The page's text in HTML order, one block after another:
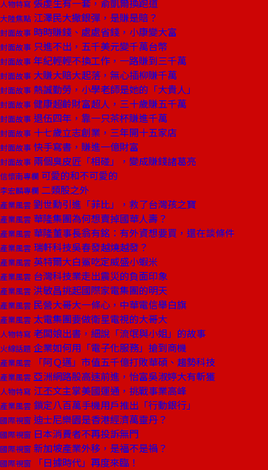
人物特寫 張虔生有一套，俞凱爾換跑道
大陸焦點 江澤民大撒銀彈，是賺是賠？
封面故事 時時賺錢、處處省錢，小康變大富
封面故事 只進不出，五千美元變千萬台幣
封面故事 年紀輕輕不換工作，一路賺到三千萬
封面故事 大賺大賠大起落，無心插柳賺千萬
封面故事 熱誠勤勞，小學老師是她的「大貴人」
封面故事 健康超齡財富超人，三十歲賺五千萬
封面故事 退伍四年，靠一只茶杯賺進千萬
封面故事 十七歲立志創業，三年開十五家店
封面故事 快手寫書，賺進一億財富
封面故事 兩個臭皮匠「相碰」，變成賺錢諸葛亮
信懷南專欄 可愛的和不可愛的
李宏麟專欄 二類股之外
產業風雲 劉世勳引進「菲比」，救了台灣孩之寶
產業風雲 華隆集團為何想賣掉國華人壽？
產業風雲 華隆董事長翁有銘：有外資想要買，還在談條件
產業風雲 瑞軒科技吳春發越燒越發？
產業風雲 英特爾大白鯊吃定威盛小蝦米
產業風雲 台灣科技業走出震災的負面印象
產業風雲 洪敏昌挑起國際家電集團的明天
產業風雲 民營大哥大一條心，中華電信舉白旗
產業風雲 太電集團要做衛星電視的大哥大
人物特寫 老闆娘出書，細說「流氓與小姐」的故事
火線話題 企業如何用「電子化服務」搶到商機
產業風雲 「阿Ｑ邁」市值五千億打敗華碩、趨勢科技
產業風雲 亞洲網路股高速前進，怡富吳淑婷大有斬獲
人物特寫 江丕文主掌美國運通，挑戰事業高峰
產業風雲 鎖定八百萬手機用戶推出「行動銀行」
國際視窗 迪士尼樂園是香港經濟萬靈丹？
國際視窗 日本消費者不再投訴無門
國際視窗 新加坡產業外移，是福不是禍？
國際視窗 「日據時代」再度來臨！